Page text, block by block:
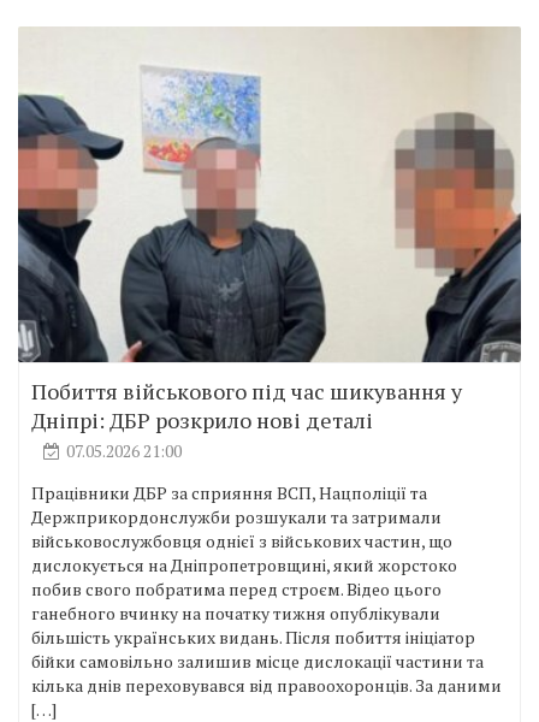
Побиття військового під час шикування у
Дніпрі: ДБР розкрило нові деталі
07.05.2026 21:00
Працівники ДБР за сприяння ВСП, Нацполіції та
Держприкордонслужби розшукали та затримали
військовослужбовця однієї з військових частин, що
дислокується на Дніпропетровщині, який жорстоко
побив свого побратима перед строєм. Відео цього
ганебного вчинку на початку тижня опублікували
більшість українських видань. Після побиття ініціатор
бійки самовільно залишив місце дислокації частини та
кілька днів переховувався від правоохоронців. За даними
[…]